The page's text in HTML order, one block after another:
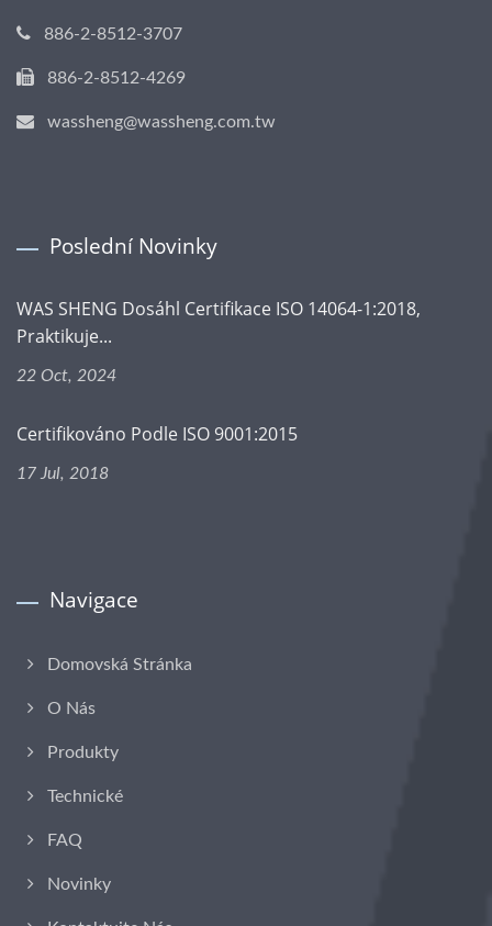
886-2-8512-3707
886-2-8512-4269
wassheng@wassheng.com.tw
Poslední Novinky
WAS SHENG Dosáhl Certifikace ISO 14064-1:2018,
Praktikuje...
22 Oct, 2024
Certifikováno Podle ISO 9001:2015
17 Jul, 2018
Navigace
Domovská Stránka
O Nás
Produkty
Technické
FAQ
Novinky